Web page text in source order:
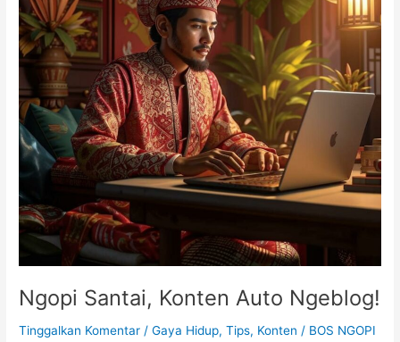
Ngopi Santai, Konten Auto Ngeblog!
Tinggalkan Komentar /Gaya Hidup, Tips, Konten / BOS NGOPI